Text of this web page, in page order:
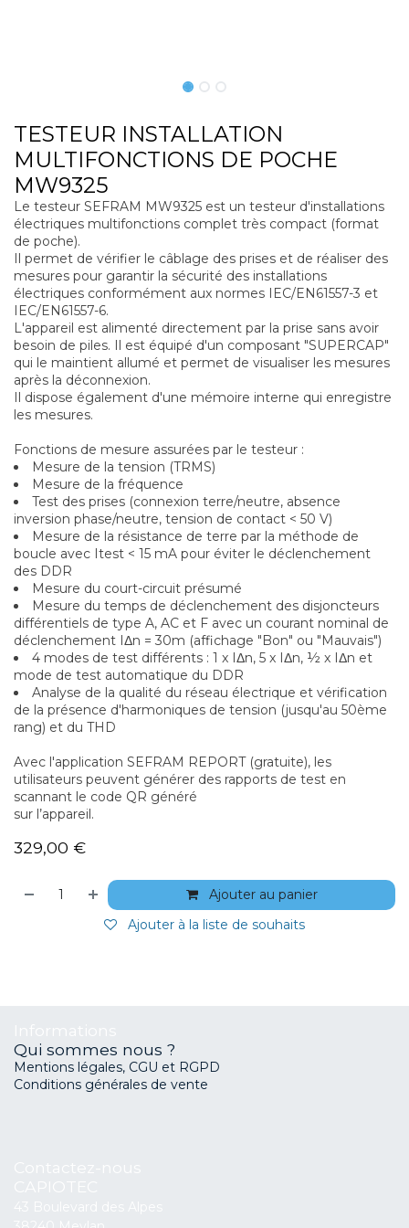
TESTEUR INSTALLATION
MULTIFONCTIONS DE POCHE
MW9325
Le testeur SEFRAM MW9325 est un testeur d'installations
électriques multifonctions complet très compact (format
de poche).
Il permet de vérifier le câblage des prises et de réaliser des
mesures pour garantir la sécurité des installations
électriques conformément aux normes IEC/EN61557-3 et
IEC/EN61557-6.
L'appareil est alimenté directement par la prise sans avoir
besoin de piles. Il est équipé d'un composant "SUPERCAP"
qui le maintient allumé et permet de visualiser les mesures
après la déconnexion.
Il dispose également d'une mémoire interne qui enregistre
les mesures.
Fonctions de mesure assurées par le testeur :
Mesure de la tension (TRMS)
Mesure de la fréquence
Test des prises (connexion terre/neutre, absence
inversion phase/neutre, tension de contact < 50 V)
Mesure de la résistance de terre par la méthode de
boucle avec Itest < 15 mA pour éviter le déclenchement
des DDR
Mesure du court-circuit présumé
Mesure du temps de déclenchement des disjoncteurs
différentiels de type A, AC et F avec un courant nominal de
déclenchement IΔn = 30m (affichage "Bon" ou "Mauvais")
4 modes de test différents : 1 x IΔn, 5 x IΔn, ½ x IΔn et
mode de test automatique du DDR
Analyse de la qualité du réseau électrique et vérification
de la présence d'harmoniques de tension (jusqu'au 50ème
rang) et du THD
Avec l'application SEFRAM REPORT (gratuite), les
utilisateurs peuvent générer des rapports de test en
scannant le code QR généré
sur l’appareil.
329,00 €
Ajouter au panier
Ajouter à la liste de souhaits
Qui sommes nous ?
Mentions légales, CGU et RGPD
Conditions générales de vente